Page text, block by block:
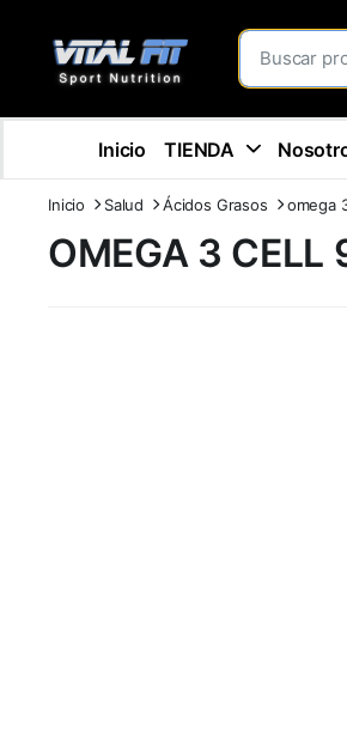
Inicio TIENDA
Inicio Salud Ácidos Grasos omega
OMEGA 3 CELL